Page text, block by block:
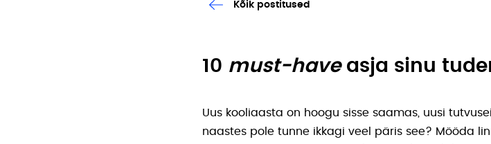
Kõik postitused
10 must-haveasja sinu
Uus kooliaasta on hoogu sisse saamas, uusi
naastes pole tunne ikkagi veel päris see? Mööda